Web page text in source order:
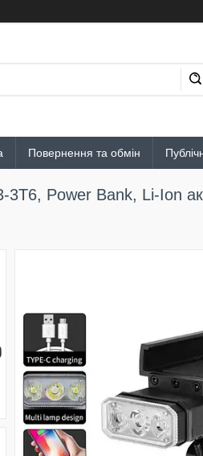
Повернення та обмін
3T6, Power Bank, Li-Ion